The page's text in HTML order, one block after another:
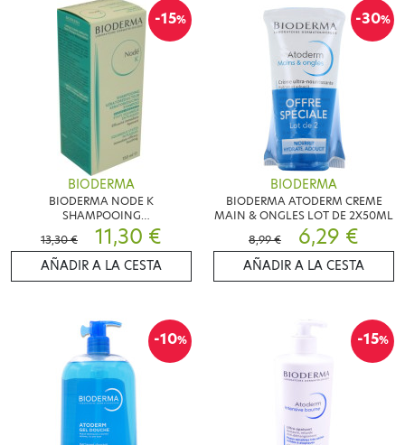
-15%
BIODERMA
BIODERMA NODE K
SHAMPOOING
KERATOREDUCTEUR 150 ML
13,30 € 11,30 €
AÑADIR A LA CESTA
-30%
BIODERMA
BIODERMA ATODERM CREME
MAIN & ONGLES LOT DE 2X50ML
8,99 €
6,29 €
AÑADIR A LA CESTA
-10% -15%